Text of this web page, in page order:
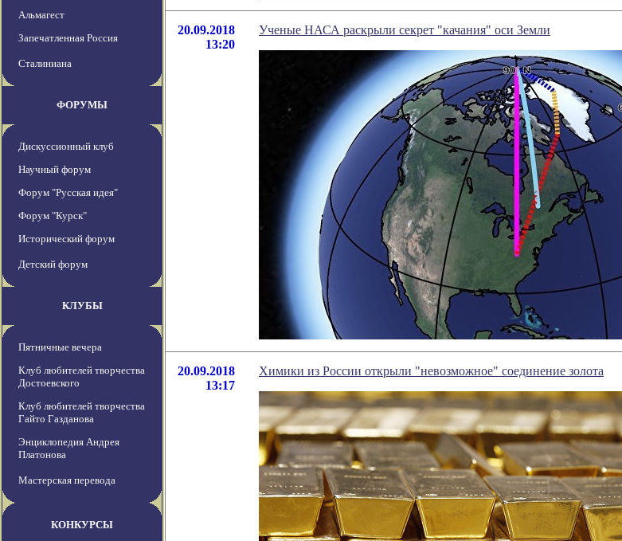
Альмагест
Запечатленная Россия
Сталиниана
ФОРУМЫ
Дискуссионный клуб
Научный форум
Форум "Русская идея"
Форум "Курск"
Исторический форум
Детский форум
КЛУБЫ
Пятничные вечера
Клуб любителей творчества
Достоевского
Клуб любителей творчества
Гайто Газданова
Энциклопедия Андрея
Платонова
Мастерская перевода
КОНКУРСЫ
20.09.2018
13:20
Ученые НАСА раскрыли секрет "качания" оси Земли
20.09.2018
13:17
Химики из России открыли "невозможное" соединение золота